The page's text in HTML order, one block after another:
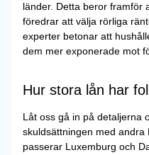
länder. Detta beror framför
föredrar att välja rörliga
experter betonar att
dem mer exponerade mot
Hur stora lån har
Låt oss gå in på detaljerna
skuldsättningen med andra
passerar Luxemburg och